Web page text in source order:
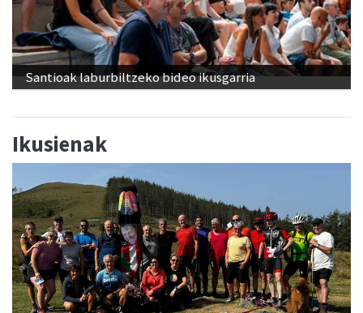
Santioak laburbiltzeko bideo ikusgarria
Ikusienak